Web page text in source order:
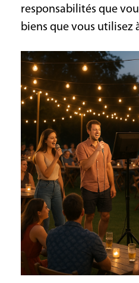
responsabilités que
biens que vous utilisez